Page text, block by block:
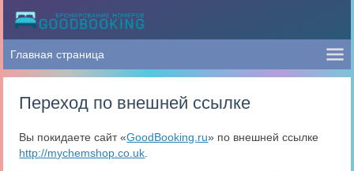
Переход по внешней ссылке
Вы покидаете сайт «GoodBooking.ru» по внешней ссылке
http://mychemshop.co.uk